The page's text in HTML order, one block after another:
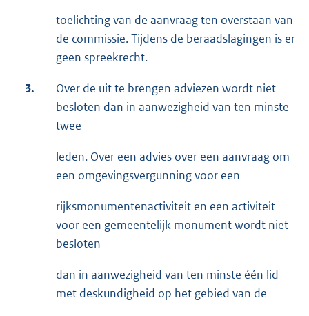
toelichting van de aanvraag ten overstaan van
de commissie. Tijdens de beraadslagingen is er
geen spreekrecht.
3.
Over de uit te brengen adviezen wordt niet
besloten dan in aanwezigheid van ten minste
twee
leden. Over een advies over een aanvraag om
een omgevingsvergunning voor een
rijksmonumentenactiviteit en een activiteit
voor een gemeentelijk monument wordt niet
besloten
dan in aanwezigheid van ten minste één lid
met deskundigheid op het gebied van de